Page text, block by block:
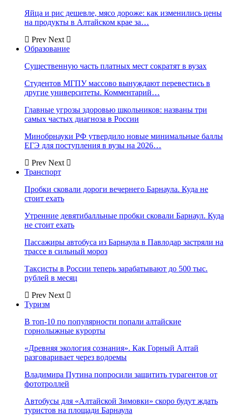
Яйца и рис дешевле, мясо дороже: как изменились цены
на продукты в Алтайском крае за…
Prev Next
Образование
Существенную часть платных мест сократят в вузах
Студентов МГПУ массово вынуждают перевестись в
другие университеты. Комментарий…
Главные угрозы здоровью школьников: названы три
самых частых диагноза в России
Минобрнауки РФ утвердило новые минимальные баллы
ЕГЭ для поступления в вузы на 2026…
Prev Next
Транспорт
Пробки сковали дороги вечернего Барнаула. Куда не
стоит ехать
Утренние девятибалльные пробки сковали Барнаул. Куда
не стоит ехать
Пассажиры автобуса из Барнаула в Павлодар застряли на
трассе в сильный мороз
Таксисты в России теперь зарабатывают до 500 тыс.
рублей в месяц
Prev Next
Туризм
В топ-10 по популярности попали алтайские
горнолыжные курорты
«Древняя экология сознания». Как Горный Алтай
разговаривает через водоемы
Владимира Путина попросили защитить турагентов от
фототроллей
Автобусы для «Алтайской Зимовки» скоро будут ждать
туристов на площади Барнаула